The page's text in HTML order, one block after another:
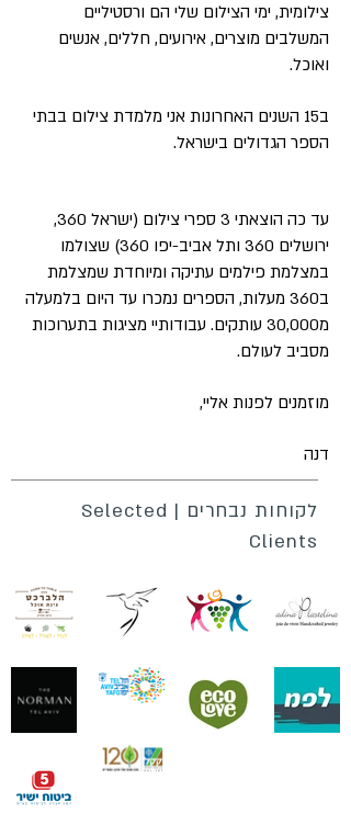
צילומית, ימי הצילום שלי הם ורסטיליים
המשלבים מוצרים, אירועים, חללים, אנשים
ואוכל.
ב15 השנים האחרונות אני מלמדת צילום בבתי
הספר הגדולים בישראל.
עד כה הוצאתי 3 ספרי צילום (ישראל 360,
ירושלים 360 ותל אביב-יפו 360) שצולמו
במצלמת פילמים עתיקה ומיוחדת שמצלמת
ב360 מעלות, הספרים נמכרו עד היום בלמעלה
מ30,000 עותקים. עבודותיי מציגות בתערוכות
מסביב לעולם.
מוזמנים לפנות אליי,
דנה
לקוחות נבחרים | Selected
Clients